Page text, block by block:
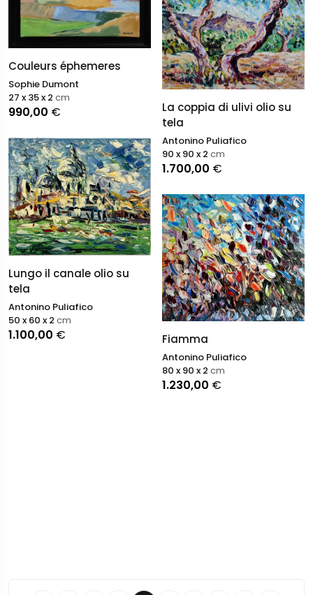
Couleurs éphemeres
Sophie Dumont
990,00 €
27 x 35 x 2 cm
Lungo il canale olio su
tela
Antonino Puliafico
1.100,00 €
50 x 60 x 2 cm
La coppia di ulivi olio su
tela
Antonino Puliafico
1.700,00 €
90 x 90 x 2 cm
Fiamma
Antonino Puliafico
1.230,00 €
80 x 90 x 2 cm